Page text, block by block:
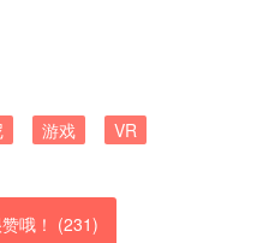
游戏 VR
哦！ (231)